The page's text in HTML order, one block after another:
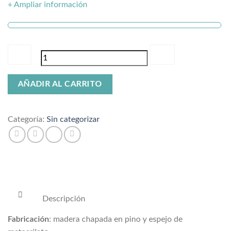
+ Ampliar información
Espejo
cantidad
AÑADIR AL CARRITO
Categoría: Sin categorizar
Descripción
Fabricación: madera chapada en pino y espejo de